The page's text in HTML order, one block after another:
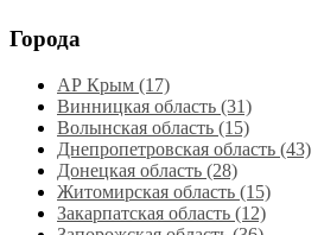
Города
АР Крым (17)
Винницкая область (31)
Волынская область (15)
Днепропетровская область‎ (43)
Донецкая область (28)
Житомирская область (15)
Закарпатская область (12)